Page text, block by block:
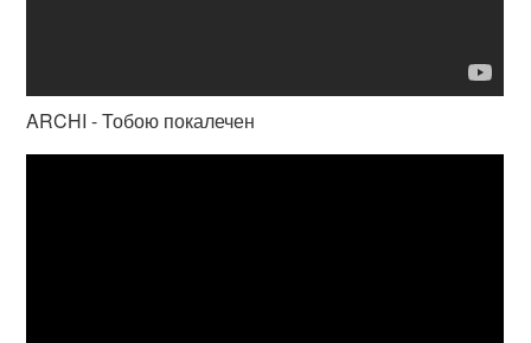
ARCHI - Тобою покалечен